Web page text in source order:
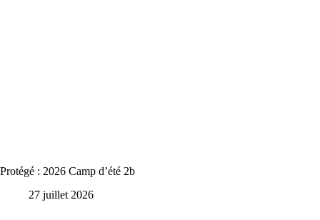
Protégé : 2026 Camp d’été 2b
27 juillet 2026